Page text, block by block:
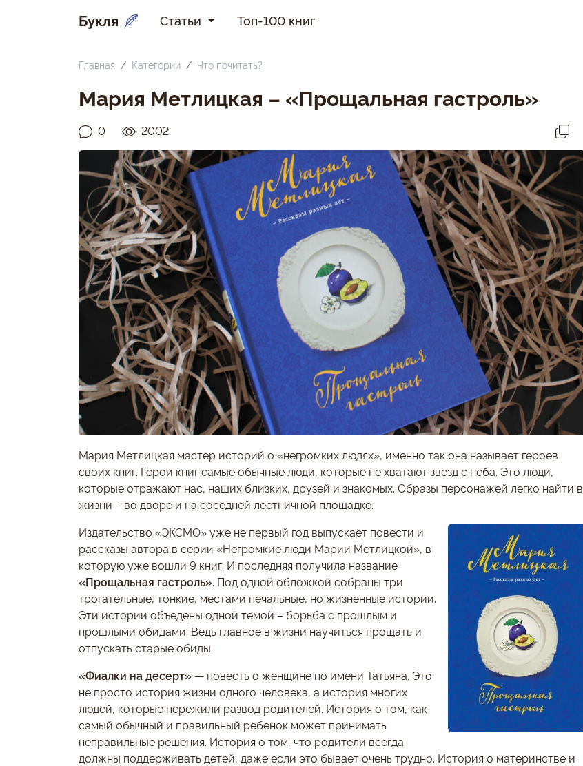
Букля Статьи Топ-100 книг
Главная Категории Что почитать?
Мария Метлицкая – «Прощальная гастроль»
0 2002
Мария Метлицкая мастер историй о «негромких людях», именно так она называет героев
своих книг. Герои книг самые обычные люди, которые не хватают звезд с неба. Это люди,
которые отражают нас, наших близких, друзей и знакомых. Образы персонажей легко найти в
жизни – во дворе и на соседней лестничной площадке.
Издательство «ЭКСМО» уже не первый год выпускает повести и
рассказы автора в серии «Негромкие люди Марии Метлицкой», в
которую уже вошли 9 книг. И последняя получила название
«Прощальная гастроль». Под одной обложкой собраны три
трогательные, тонкие, местами печальные, но жизненные истории.
Эти истории объедены одной темой – борьба с прошлым и
прошлыми обидами. Ведь главное в жизни научиться прощать и
отпускать старые обиды.
«Фиалки на десерт» — повесть о женщине по имени Татьяна. Это
не просто история жизни одного человека, а история многих
людей, которые пережили развод родителей. История о том, как
самый обычный и правильный ребенок может принимать
неправильные решения. История о том, что родители всегда
должны поддерживать детей, даже если это бывает очень трудно. История о материнстве и